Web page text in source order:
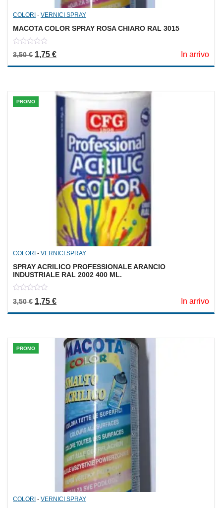
COLORI - VERNICI SPRAY
MACOTA COLOR SPRAY ROSA CHIARO RAL 3015
out
3,50€ Il prezzo originale era: 3,50 €.
1,75 €Il prezzo attuale è: 1,75 €. In arrivo
PROMO
COLORI - VERNICI SPRAY
SPRAY ACRILICO PROFESSIONALE ARANCIO
INDUSTRIALE RAL 2002 400 ML.
out
5
3,50€ Il prezzo originale era: 3,50 €.
1,75 €Il prezzo attuale è: 1,75 €. In arrivo
PROMO
COLORI - VERNICI SPRAY